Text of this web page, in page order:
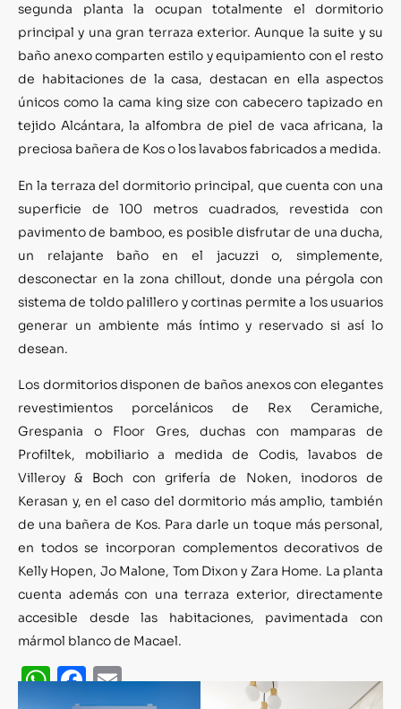
segunda planta la ocupan totalmente el dormitorio
principal y una gran terraza exterior. Aunque la suite y su
baño anexo comparten estilo y equipamiento con el resto
de habitaciones de la casa, destacan en ella aspectos
únicos como la cama king size con cabecero tapizado en
tejido Alcántara, la alfombra de piel de vaca africana, la
preciosa bañera de Kos o los lavabos fabricados a medida.
En la terraza del dormitorio principal, que cuenta con una
superficie de 100 metros cuadrados, revestida con
pavimento de bamboo, es posible disfrutar de una ducha,
un relajante baño en el jacuzzi o, simplemente,
desconectar en la zona chillout, donde una pérgola con
sistema de toldo palillero y cortinas permite a los usuarios
generar un ambiente más íntimo y reservado si así lo
desean.
Los dormitorios disponen de baños anexos con elegantes
revestimientos porcelánicos de Rex Ceramiche,
Grespania o Floor Gres, duchas con mamparas de
Profiltek, mobiliario a medida de Codis, lavabos de
Villeroy & Boch con grifería de Noken, inodoros de
Kerasan y, en el caso del dormitorio más amplio, también
de una bañera de Kos. Para darle un toque más personal,
en todos se incorporan complementos decorativos de
Kelly Hopen, Jo Malone, Tom Dixon y Zara Home. La planta
cuenta además con una terraza exterior, directamente
accesible desde las habitaciones, pavimentada con
mármol blanco de Macael.
WhatsApp
Facebook
Email